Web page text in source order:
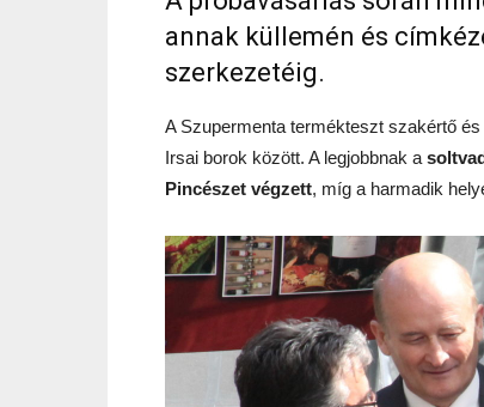
annak küllemén és
szerkezetéig.
A Szupermenta termékteszt szakértő
Irsai borok között. A legjobbnak a
Pincészet végzett, míg a harmadik